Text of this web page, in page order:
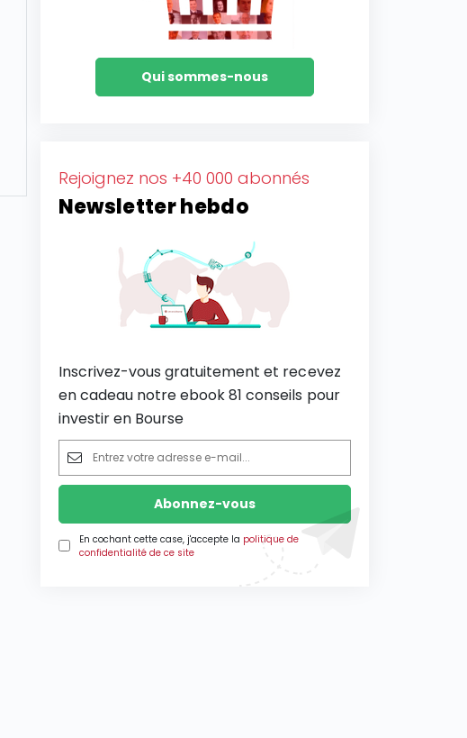
Qui sommes-nous
Rejoignez nos +40 000 abonnés
Newsletter hebdo
Inscrivez-vous gratuitement et recevez
en cadeau notre ebook 81 conseils pour
investir en Bourse
En cochant cette case, j'accepte la politique de
confidentialité de ce site